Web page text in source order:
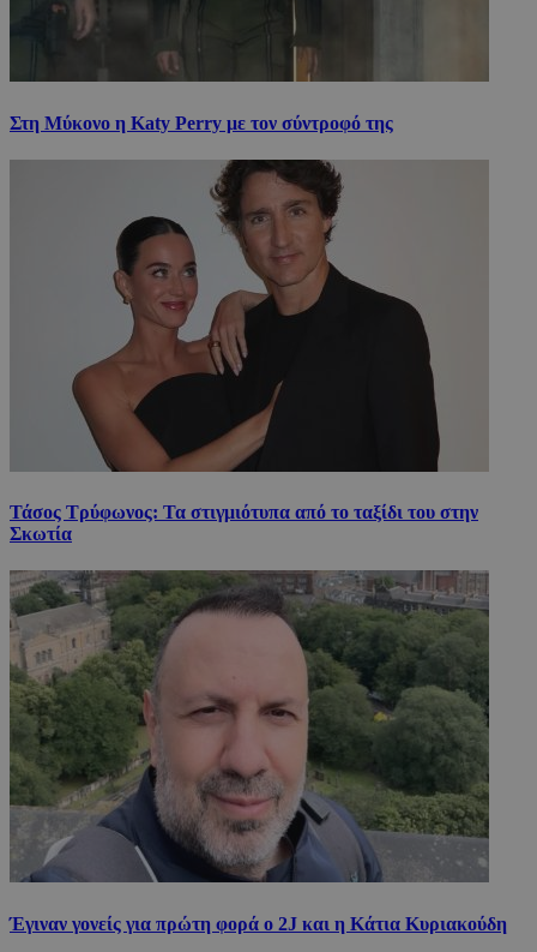
Στη Μύκονο η Katy Perry με τον σύντροφό της
Τάσος Τρύφωνος: Τα στιγμιότυπα από το ταξίδι του στην
Σκωτία
Έγιναν γονείς για πρώτη φορά ο 2J και η Κάτια Κυριακούδη